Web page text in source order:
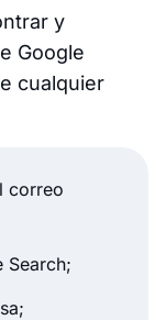
y
Google
cualquier
correo
Search;